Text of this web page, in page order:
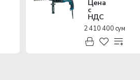
Цена
с
НДС
2 410 400 сум